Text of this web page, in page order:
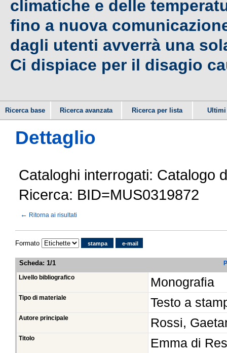
climatiche e delle
fino a nuova
dagli utenti avverrà una
Ci dispiace per il disagio
Ricerca base Ricerca avanzata Ricerca per lista
Dettaglio
Cataloghi interrogati: Catalogo
Ricerca: BID=MUS0319872
← Ritorna ai risultati
Formato stampa e-mail
Scheda: 1/1
Livello bibliografico Monografia
Tipo di materiale Testo a
Autore principale Rossi,
Titolo
Emma di